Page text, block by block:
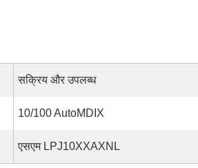
सक्रिय और उपलब्ध
10/100 AutoMDIX
एसएम LPJ10XXAXNL